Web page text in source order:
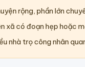
rộng, phần lớn
xã có đoạn hẹp hoặc
nhà trọ công nhân